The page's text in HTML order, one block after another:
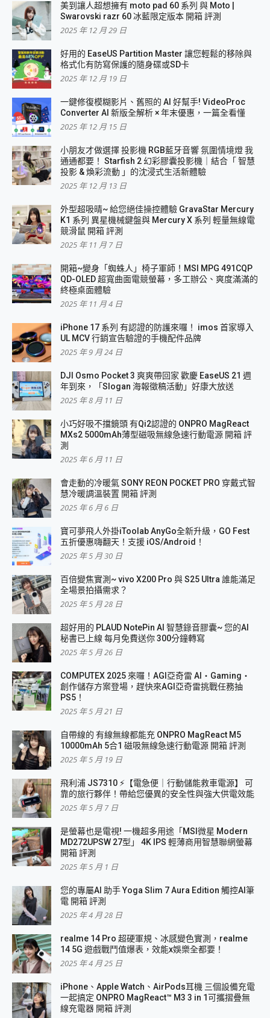
美到讓人超想擁有 moto pad 60 系列 與 Moto |
Swarovski razr 60 冰藍限定版本 開箱 評測
2025 年 12 月 29 日
好用的 EaseUS Partition Master 讓您輕鬆的移除與
格式化有防寫保護的隨身碟或SD卡
2025 年 12 月 19 日
一鍵修復模糊影片、舊照的 AI 好幫手! VideoProc
Converter AI 新版全解析 × 年末優惠，一篇全看懂
2025 年 12 月 15 日
小朋友才做選擇 投影機 RGB藍牙音響 氛圍情境燈 我
通通都要！ Starfish 2 幻彩膠囊投影機｜結合「 智慧
投影 & 煥彩流動 」的沈浸式生活新體驗
2025 年 12 月 13 日
外型超吸晴~ 給您絕佳操控體驗 GravaStar Mercury
K1 系列 異星機械鍵盤與 Mercury X 系列 輕量無線電
競滑鼠 開箱 評測
2025 年 11 月 7 日
開箱~變身「蜘蛛人」椅子軍師！MSI MPG 491CQP
QD-OLED 超寬曲面電競螢幕，多工辦公、爽度滿滿的
終極桌面體驗
2025 年 11 月 4 日
iPhone 17 系列 有認證的防護來囉！ imos 首家導入
UL MCV 行銷宣告驗證的手機配件品牌
2025 年 9 月 24 日
DJI Osmo Pocket 3 爽爽帶回家 歡慶 EaseUS 21 週
年到來，「Slogan 海報徵稿活動」好康大放送
2025 年 8 月 11 日
小巧好吸不擋鏡頭 有Qi2認證的 ONPRO MagReact
MXs2 5000mAh薄型磁吸無線急速行動電源 開箱 評
測
2025 年 6 月 11 日
會走動的冷暖氣 SONY REON POCKET PRO 穿戴式智
慧冷暖調溫裝置 開箱 評測
2025 年 6 月 6 日
寶可夢飛人外掛iToolab AnyGo全新升級，GO Fest
五折優惠嗨翻天！支援 iOS/Android！
2025 年 5 月 30 日
百倍變焦實測~ vivo X200 Pro 與 S25 Ultra 誰能滿足
全場景拍攝需求？
2025 年 5 月 28 日
超好用的 PLAUD NotePin AI 智慧錄音膠囊~ 您的AI
秘書已上線 每月免費送你 300分鐘轉寫
2025 年 5 月 26 日
COMPUTEX 2025 來囉！AGI亞奇雷 AI・Gaming・
創作儲存方案登場，趕快來AGI亞奇雷挑戰任務抽
PS5！
2025 年 5 月 21 日
自帶線的 有線無線都能充 ONPRO MagReact M5
10000mAh 5合1 磁吸無線急速行動電源 開箱 評測
2025 年 5 月 19 日
飛利浦 JS7310 ⚡【電急便｜行動儲能救車電源】 可
靠的旅行夥伴！帶給您優異的安全性與強大供電效能
2025 年 5 月 7 日
是螢幕也是電視! 一機超多用途「MSI微星 Modern
MD272UPSW 27型」 4K IPS 輕薄商用智慧聯網螢幕
開箱 評測
2025 年 5 月 1 日
您的專屬AI 助手 Yoga Slim 7 Aura Edition 觸控AI筆
電 開箱 評測
2025 年 4 月 28 日
realme 14 Pro 超硬軍規、冰感變色實測，realme
14 5G 遊戲戰鬥值爆表，效能x娛樂全都要！
2025 年 4 月 25 日
iPhone、Apple Watch、AirPods耳機 三個設備充電
一起搞定 ONPRO MagReact™ M3 3 in 1可攜摺疊無
線充電器 開箱 評測